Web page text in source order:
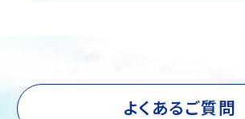
よくあるご質問